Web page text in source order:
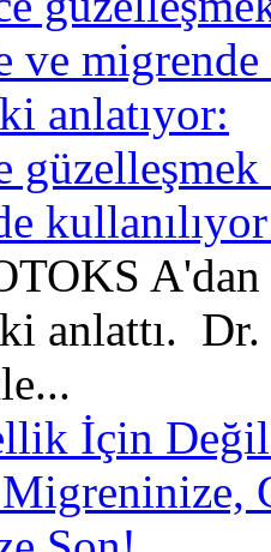
anlattı.